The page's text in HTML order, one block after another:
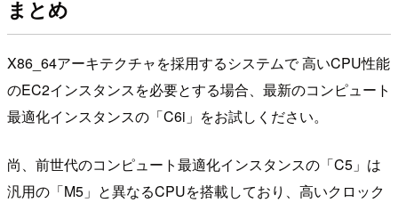
まとめ
X86_64アーキテクチャを採用するシステムで 高いCPU性能
のEC2インスタンスを必要とする場合、最新のコンピュート
最適化インスタンスの「C6i」をお試しください。
尚、前世代のコンピュート最適化インスタンスの「C5」は
汎用の「M5」と異なるCPUを搭載しており、高いクロック